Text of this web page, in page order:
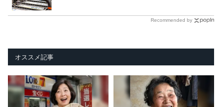
Recommended by
オススメ記事